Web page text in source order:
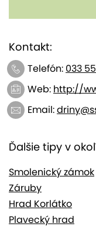
Kontakt:
Telefón: 033
Web: http://
Email:
Ďalšie tipy v
Smolenický zámok
Záruby
Hrad Korlátko
Plavecký hrad